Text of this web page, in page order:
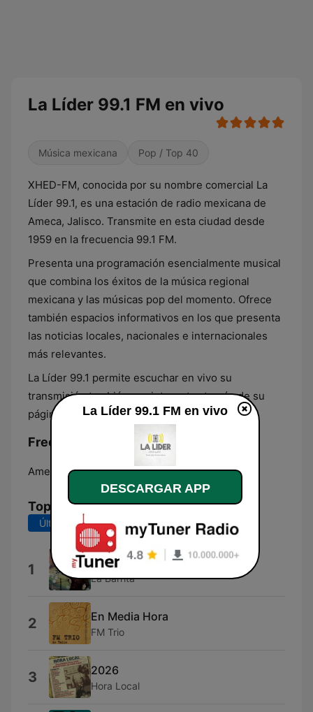
La Líder 99.1 FM en vivo
Música mexicana Pop / Top 40
XHED-FM, conocida por su nombre comercial La
Líder 99.1, es una estación de radio mexicana de
Ameca, Jalisco. Transmite en esta ciudad desde
1959 en la frecuencia 99.1 FM.
Presenta una programación esencialmente musical
que combina los éxitos de la música regional
mexicana y las músicas pop del momento. Ofrece
también espacios informativos en los que presenta
las noticias locales, nacionales e internacionales
más relevantes.
La Líder 99.1 permite escuchar en vivo su
transmisión también por internet, a través de su
página online.
Frecuencias La Líder 99.1 FM:
Ameca: 99.1 FM
Top Canciones
Últimos 7 días Últimos 30 días
1 Tu Primera Vez
La Barrita
2 En Media Hora
FM Trio
3 2026
Hora Local
La Líder 99.1 FM en vivo
DESCARGAR APP